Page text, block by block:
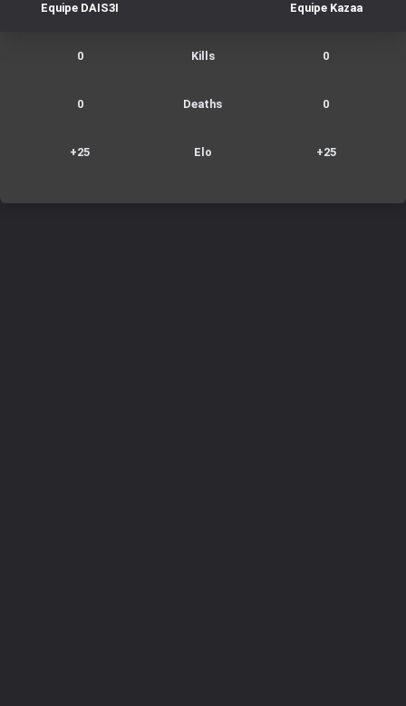
Equipe DAIS3I Equipe Kazaa
0 Kills 0
0 Deaths 0
+25 Elo +25